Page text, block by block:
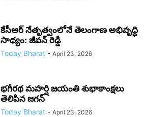
కేసీఆర్ నేతృత్వంలోనే తెలంగాణ అభివృద్ధి
సాధ్యం: జీవన్ రెడ్డి
Today Bharat - April 23, 2026
భగీరథ మహర్షి జయంతి శుభాకాంక్షలు
తెలిపిన జగన్‌
Today Bharat - April 23, 2026